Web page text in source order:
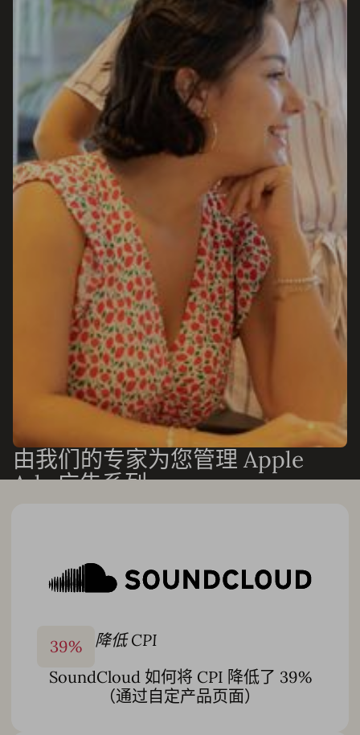
由我们的专家为您管理 Apple
Ads 广告系列
全方位 Apple Ads 广告系列管理
关键词发现与优化
自定产品页面创建和素材测试
每月报告和表现分析
39%
降低 CPI
SoundCloud 如何将 CPI 降低了 39%
（通过自定产品页面）